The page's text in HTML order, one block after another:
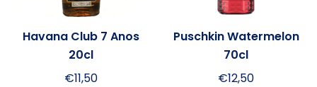
Havana Club 7 Anos
20cl
€11,50
Puschkin Watermelon
70cl
€12,50